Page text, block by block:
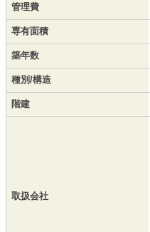
管理費
専有面積
築年数
種別/構造
階建
取扱会社